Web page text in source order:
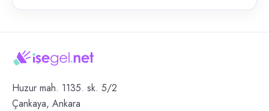
Huzur mah. 1135. sk. 5/2
Çankaya, Ankara